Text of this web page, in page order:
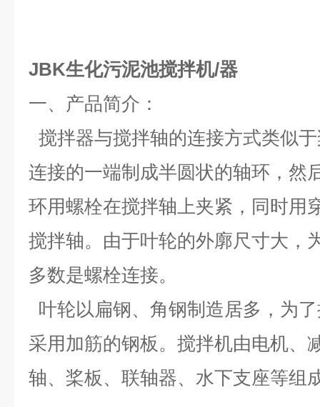
JBK生化污泥池搅拌机/器
一、 产品简介：
搅拌器与搅拌轴的连接方式类似
连接的一端制成半圆状的轴环，然
环用螺栓在搅拌轴上夹紧，同时用
搅拌轴。由于叶轮的外廓尺寸大，
多数是螺栓连接。
叶轮以扁钢、角钢制造居多，为
采用加筋的钢板。 搅拌机由电机、
轴、桨板、联轴器、水下支座等组